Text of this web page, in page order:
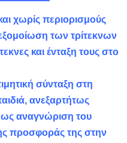
χωρίς περιορισμούς
των τρίτεκνων
και ένταξη τους στο
σύνταξη στη
ανεξαρτήτως
ως αναγνώριση του
προσφοράς της στην